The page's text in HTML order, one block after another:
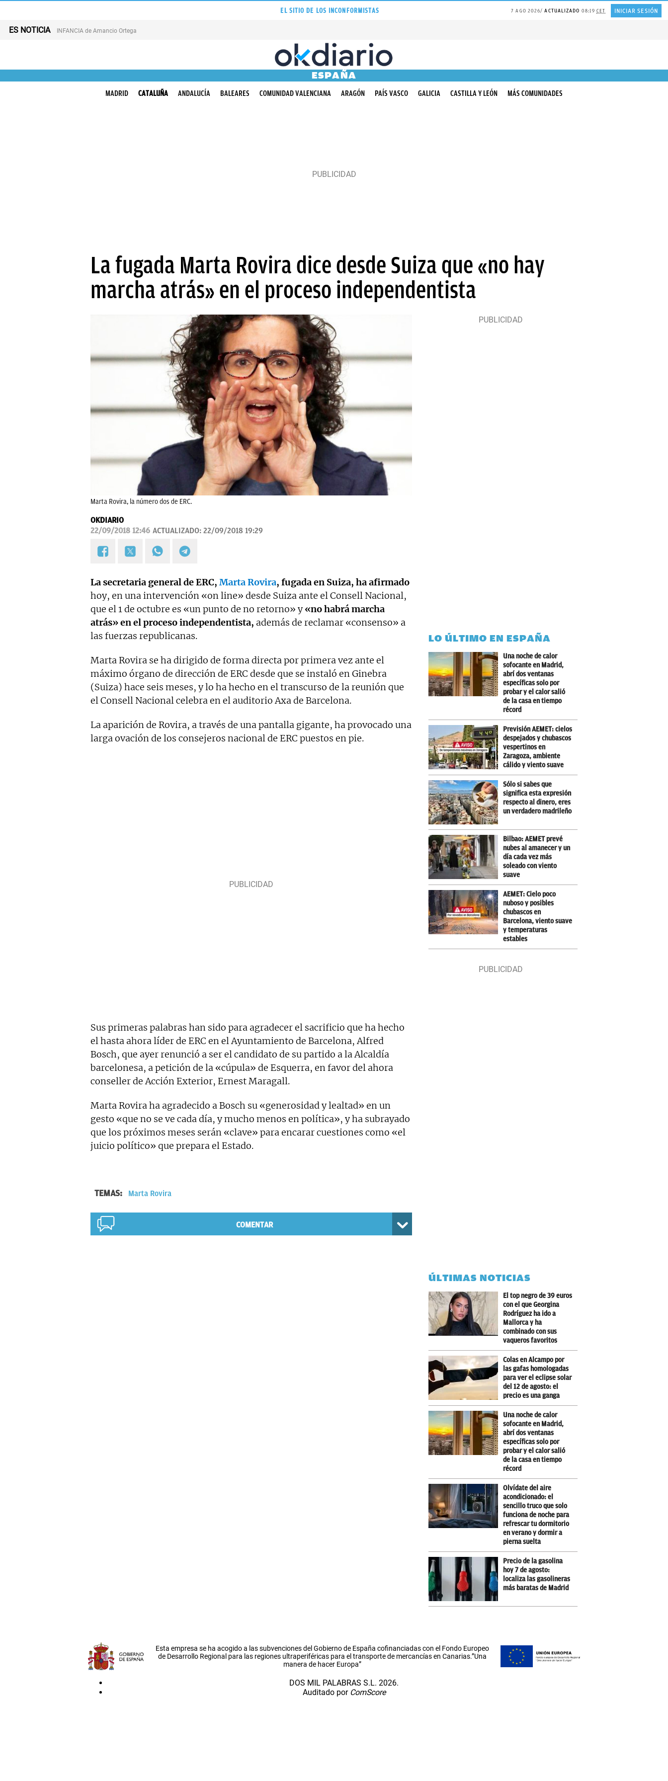
EL SITIO DE LOS INCONFORMISTAS 7 AGO 2026 ACTUALIZADO 08:19CET INICIAR SESIÓN
ES NOTICIA INFANCIA de Amancio Ortega
ESPAÑA
MADRID CATALUÑA ANDALUCÍA BALEARES COMUNIDAD VALENCIANA ARAGÓN PAÍS VASCO GALICIA CASTILLA Y LEÓN MÁS COMUNIDADES
La fugada Marta Rovira dice desde Suiza que «no hay
marcha atrás» en el proceso independentista
Marta Rovira, la número dos de ERC.
OKDIARIO
22/09/2018 12:46 ACTUALIZADO: 22/09/2018 19:29
La secretaria general de ERC, Marta Rovira, fugada en Suiza, ha afirmado
hoy, en una intervención «on line» desde Suiza ante el Consell Nacional,
que el 1 de octubre es «un punto de no retorno» y«no habrá marcha
atrás» en el proceso independentista, además de reclamar «consenso» a
las fuerzas republicanas.
Marta Rovira se ha dirigido de forma directa por primera vez ante el
máximo órgano de dirección de ERC desde que se instaló en Ginebra
(Suiza) hace seis meses, y lo ha hecho en el transcurso de la reunión que
el Consell Nacional celebra en el auditorio Axa de Barcelona.
La aparición de Rovira, a través de una pantalla gigante, ha provocado una
larga ovación de los consejeros nacional de ERC puestos en pie.
Sus primeras palabras han sido para agradecer el sacrificio que ha hecho
el hasta ahora líder de ERC en el Ayuntamiento de Barcelona, Alfred
Bosch, que ayer renunció a ser el candidato de su partido a la Alcaldía
barcelonesa, a petición de la «cúpula» de Esquerra, en favor del ahora
conseller de Acción Exterior, Ernest Maragall.
Marta Rovira ha agradecido a Bosch su «generosidad y lealtad» en un
gesto «que no se ve cada día, y mucho menos en política», y ha subrayado
que los próximos meses serán «clave» para encarar cuestiones como «el
juicio político» que prepara el Estado.
TEMAS: Marta Rovira
COMENTAR
LO ÚLTIMO EN ESPAÑA
Una noche de calor
sofocante en Madrid,
abrí dos ventanas
específicas solo por
probar y el calor salió
de la casa en tiempo
récord
Previsión AEMET: cielos
despejados y chubascos
vespertinos en
Zaragoza, ambiente
cálido y viento suave
Sólo si sabes que
significa esta expresión
respecto al dinero, eres
un verdadero madrileño
Bilbao: AEMET prevé
nubes al amanecer y un
día cada vez más
soleado con viento
suave
AEMET: Cielo poco
nuboso y posibles
chubascos en
Barcelona, viento suave
y temperaturas
estables
ÚLTIMAS NOTICIAS
El top negro de 39 euros
con el que Georgina
Rodríguez ha ido a
Mallorca y ha
combinado con sus
vaqueros favoritos
Colas en Alcampo por
las gafas homologadas
para ver el eclipse solar
del 12 de agosto: el
precio es una ganga
Una noche de calor
sofocante en Madrid,
abrí dos ventanas
específicas solo por
probar y el calor salió
de la casa en tiempo
récord
Olvídate del aire
acondicionado: el
sencillo truco que solo
funciona de noche para
refrescar tu dormitorio
en verano y dormir a
pierna suelta
Precio de la gasolina
hoy 7 de agosto:
localiza las gasolineras
más baratas de Madrid
Esta empresa se ha acogido a las subvenciones del Gobierno de España cofinanciadas con el Fondo Europeo
de Desarrollo Regional para las regiones ultraperiféricas para el transporte de mercancías en Canarias.”Una
manera de hacer Europa”
DOS MIL PALABRAS S.L. 2026.
Auditado por ComScore